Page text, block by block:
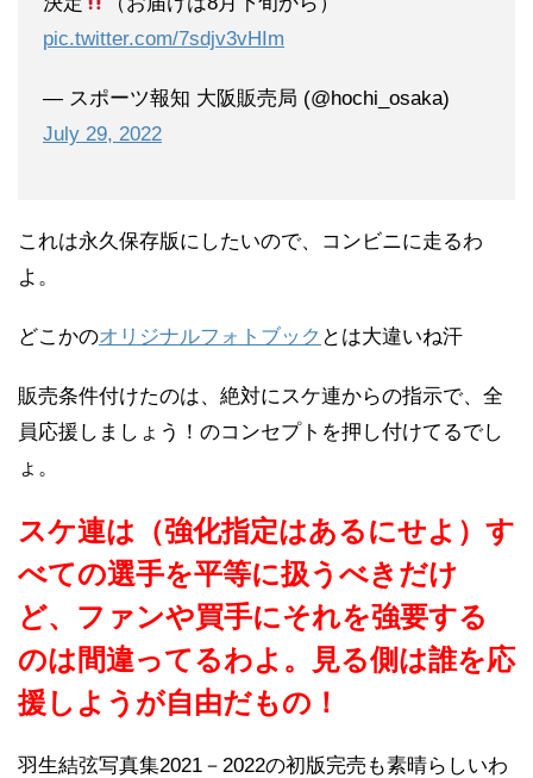
pic.twitter.com/7sdjv3vHIm
— スポーツ報知 大阪販売局 (@hochi_osaka)
July 29, 2022
これは永久保存版にしたいので、コンビニに走るわ
よ。
どこかのオリジナルフォトブック とは大違いね汗
販売条件付けたのは、絶対にスケ連からの指示で、全
員応援しましょう！のコンセプトを押し付けてるでし
ょ。
スケ連は（強化指定はあるにせよ）す
べての選手を平等に扱うべきだけ
ど、ファンや買手にそれを強要する
のは間違ってるわよ。見る側は誰を応
援しようが自由だもの！
羽生結弦写真集2021－2022の初版完売も素晴らしいわ